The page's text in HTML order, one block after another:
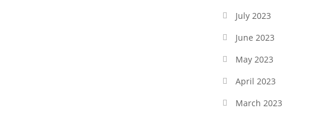
July 2023
June 2023
May 2023
April 2023
March 2023